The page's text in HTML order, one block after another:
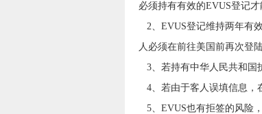
必须持有有效的EVUS登记
2、EVUS登记维持两年有
人必须在前往美国前再次登
3、若持有中华人民共和国
4、若由于客人误填信息，
5、EVUS也有拒签的风险